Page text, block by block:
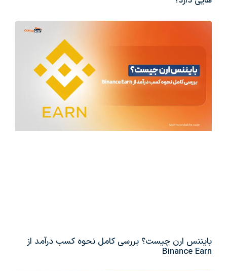
بایننس ارن چیست؟ بررسی کامل نحوه کسب درآمد از
Binance Earn